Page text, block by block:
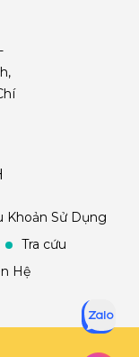
Khoản Sử Dụng
Tra cứu
Hệ